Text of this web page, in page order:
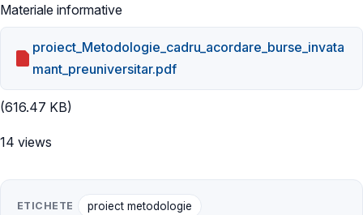
Materiale informative
proiect_Metodologie_cadru_acordare_burse_invata
mant_preuniversitar.pdf
(616.47 KB)
14 views
ETICHETE
proiect metodologie